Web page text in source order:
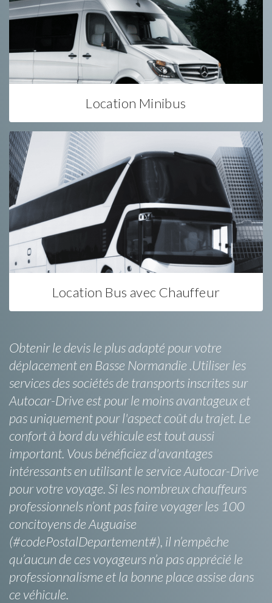
Location Minibus
Location Bus avec Chauffeur
Obtenir le devis le plus adapté pour votre
déplacement en Basse Normandie .Utiliser les
services des sociétés de transports inscrites sur
Autocar-Drive est pour le moins avantageux et
pas uniquement pour l'aspect coût du trajet. Le
confort à bord du véhicule est tout aussi
important. Vous bénéficiez d'avantages
intéressants en utilisant le service Autocar-Drive
pour votre voyage. Si les nombreux chauffeurs
professionnels n’ont pas faire voyager les 100
concitoyens de Auguaise
(#codePostalDepartement#), il n’empêche
qu’aucun de ces voyageurs n’a pas apprécié le
professionnalisme et la bonne place assise dans
ce véhicule.